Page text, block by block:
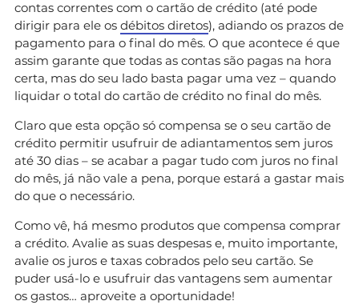
contas correntes com o cartão de crédito (até pode
dirigir para ele os débitos diretos), adiando os prazos de
pagamento para o final do mês. O que acontece é que
assim garante que todas as contas são pagas na hora
certa, mas do seu lado basta pagar uma vez – quando
liquidar o total do cartão de crédito no final do mês.
Claro que esta opção só compensa se o seu cartão de
crédito permitir usufruir de adiantamentos sem juros
até 30 dias – se acabar a pagar tudo com juros no final
do mês, já não vale a pena, porque estará a gastar mais
do que o necessário.
Como vê, há mesmo produtos que compensa comprar
a crédito. Avalie as suas despesas e, muito importante,
avalie os juros e taxas cobrados pelo seu cartão. Se
puder usá-lo e usufruir das vantagens sem aumentar
os gastos… aproveite a oportunidade!